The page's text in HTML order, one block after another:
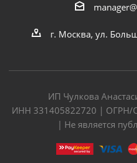
г. Москва, ул.
ИП Чулкова
ИНН 331405822720 | ОГРН/
| Не является